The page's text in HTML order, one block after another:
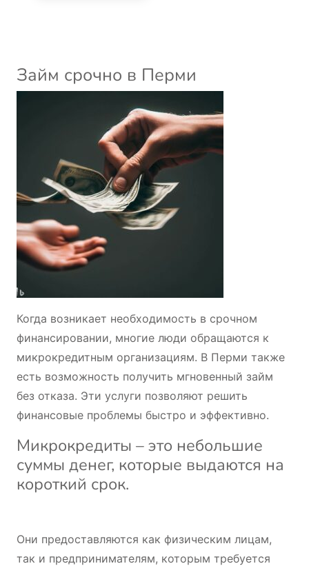
Займ срочно в Перми
Когда возникает необходимость в срочном
финансировании, многие люди обращаются к
микрокредитным организациям. В Перми также
есть возможность получить мгновенный займ
без отказа. Эти услуги позволяют решить
финансовые проблемы быстро и эффективно.
Микрокредиты – это небольшие
суммы денег, которые выдаются на
короткий срок.
Они предоставляются как физическим лицам,
так и предпринимателям, которым требуется